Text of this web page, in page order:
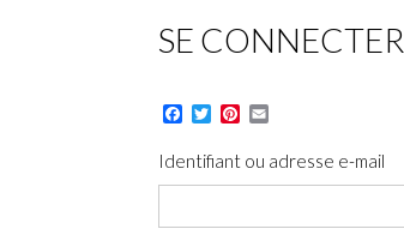
SE CONNECTER
Facebook
TwitterPinterest
Identifiant ou adresse e-mail